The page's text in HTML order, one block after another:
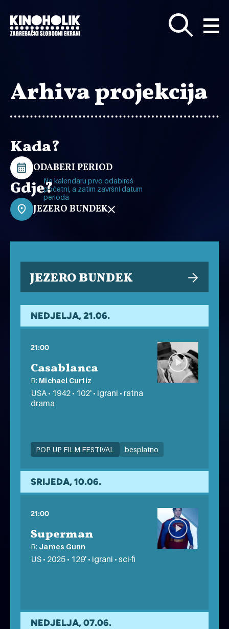
glavni
sadržaj
Arhiva projekcija
Kada?
ODABERI PERIOD
Na kalendaru prvo odabireš
početni, a zatim završni datum
perioda
Gdje?
JEZERO BUNDEK
JEZERO BUNDEK
NEDJELJA, 21.06.
21:00
Casablanca
R: Michael Curtiz
USA • 1942 • 102' • igrani • ratna
drama
POP UP FILM FESTIVAL besplatno
na otvorenom
SRIJEDA, 10.06.
21:00
Superman
R: James Gunn
US • 2025 • 129' • igrani • sci-fi
POP UP FILM FESTIVAL
NEDJELJA, 07.06.